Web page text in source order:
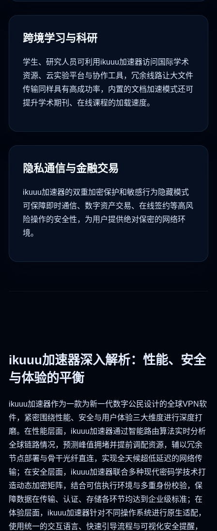
跨境学习与科研
学生、研究人员可利用ikuuu加速器访问国际学术
资源、云实验平台与协作工具，冗余线路让大文件
传输同样具有高成功率，内置的文档加速模式还可
提升学术期刊、在线课程的加载速度。
隐私通信与金融交易
ikuuu加速器的双重加密保护和敏感行为隐藏模式
可保障即时通信、数字资产交易、在线签约等高风
险操作的安全性，为用户提供绝对保密的网络环
境。
ikuuu加速器深入解析：性能、安全
与体验的平衡
ikuuu加速器作为一款为新一代数字公民设计的全球VPN软
件，紧密围绕性能、安全与用户体验三大维度进行深度打
磨。在性能层面，ikuuu加速器通过智能路由算法实时分析
全球链路情况，预测峰值拥堵并提前调配资源，辅以冗余
节点部署与骨干光纤直连，实现全天候超低延迟的网络传
输；在安全层面，ikuuu加速器联合多种现代密码学技术打
造动态加密矩阵，结合可信执行环境与多重身份校验，保
障数据在传输、认证、存储各环节均达到企业级标准；在
体验层面，ikuuu加速器针对不同操作系统进行原生适配，
使用统一的交互语言、快速引导流程与可视化安全提醒，